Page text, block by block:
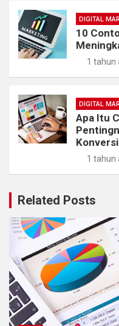
DIGITAL
10
1 tahun
DIGITAL
Apa Itu
Konversi
1 tahun
Related Posts